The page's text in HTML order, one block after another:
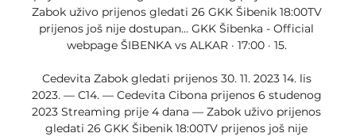
Zabok uživo prijenos gledati 26 GKK Šibenik 18:00TV
prijenos još nije dostupan... GKK Šibenka - Official
webpage ŠIBENKA vs ALKAR · 17:00 · 15.
Cedevita Zabok gledati prijenos 30. 11. 2023 14. lis
2023. — C14. — Cedevita Cibona prijenos 6 studenog
2023 Streaming prije 4 dana — Zabok uživo prijenos
gledati 26 GKK Šibenik 18:00TV prijenos još nije